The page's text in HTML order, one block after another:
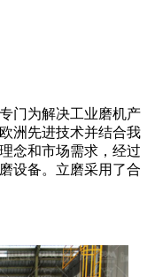
门为解决工业磨机产
洲先进技术并结合我
念和市场需求，经过
设备。立磨采用了合